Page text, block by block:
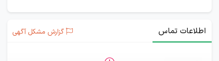
اطلاعات تماس گزارش مشکل آگهی